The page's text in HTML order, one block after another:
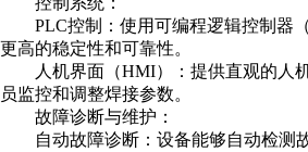
PLC控制：使用可编程逻辑控制器
更高的稳定性和可靠性。
人机界面（HMI）：提供直观的人机
员监控和调整焊接参数。
故障诊断与维护：
自动故障诊断：设备能够自动检测